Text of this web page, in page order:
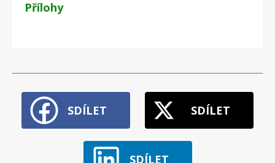
Přílohy
SDÍLET SDÍLET
SDÍLET